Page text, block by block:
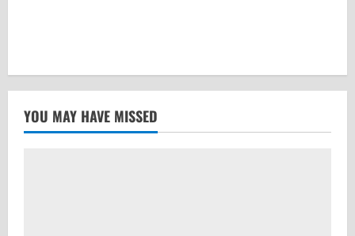
YOU MAY HAVE MISSED